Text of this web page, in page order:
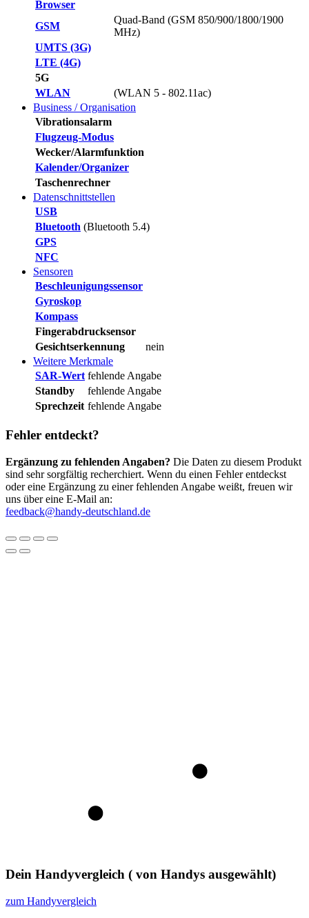
Browser
GSM
Quad-Band (GSM 850/900/1800/1900
MHz)
UMTS (3G)
LTE (4G)
5G
WLAN
(WLAN 5 - 802.11ac)
Business / Organisation
Vibrationsalarm
Flugzeug-Modus
Wecker/Alarmfunktion
Kalender/Organizer
Taschenrechner
Datenschnittstellen
USB
Bluetooth (Bluetooth 5.4)
GPS
NFC
Sensoren
Beschleunigungssensor
Gyroskop
Kompass
Fingerabdrucksensor
Gesichtserkennung
nein
Weitere Merkmale
SAR-Wert fehlende Angabe
Standby
fehlende Angabe
Sprechzeit fehlende Angabe
Fehler entdeckt?
Ergänzung zu fehlenden Angaben? Die Daten zu diesem Produkt
sind sehr sorgfältig recherchiert. Wenn du einen Fehler entdeckst
oder eine Ergänzung zu einer fehlenden Angabe weißt, freuen wir
uns über eine E-Mail an:
feedback@handy-deutschland.de
Dein Handyvergleich ( von Handys ausgewählt)
zum Handyvergleich